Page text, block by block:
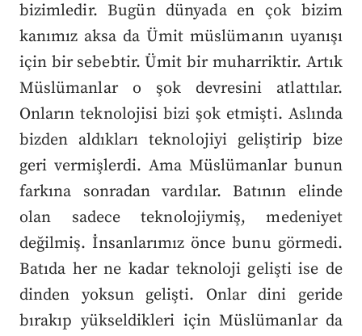
bizimledir. Bugün dünyada en çok bizim
kanımız aksa da Ümit müslümanın uyanışı
için bir sebebtir. Ümit bir muharriktir. Artık
Müslümanlar o şok devresini atlattılar.
Onların teknolojisi bizi şok etmişti. Aslında
bizden aldıkları teknolojiyi geliştirip bize
geri vermişlerdi. Ama Müslümanlar bunun
farkına sonradan vardılar. Batının elinde
olan sadece teknolojiymiş, medeniyet
değilmiş. İnsanlarımız önce bunu görmedi.
Batıda her ne kadar teknoloji gelişti ise de
dinden yoksun gelişti. Onlar dini geride
bırakıp yükseldikleri için Müslümanlar da